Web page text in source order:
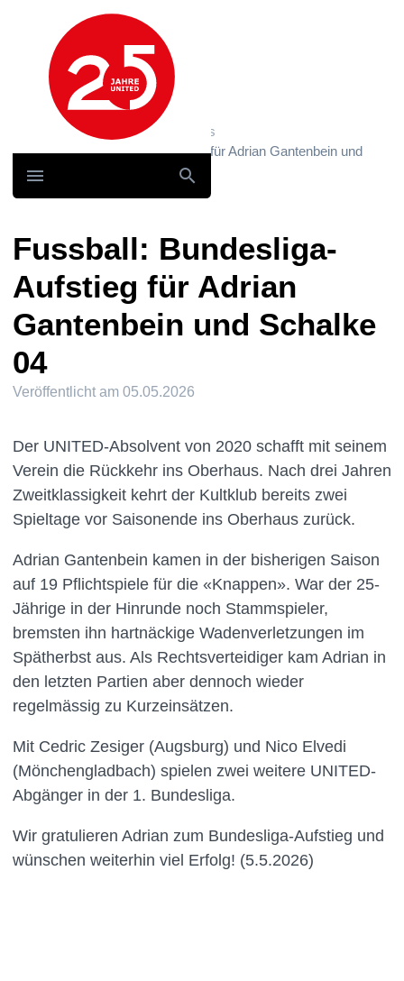
Hauptnavigation
News und Storys / News
Fussball: Bundesliga-Aufstieg für Adrian Gantenbein und
Schalke 04
Fussball: Bundesliga-
Aufstieg für Adrian
Gantenbein und Schalke
04
Veröffentlicht am 05.05.2026
Der UNITED-Absolvent von 2020 schafft mit seinem
Verein die Rückkehr ins Oberhaus. Nach drei Jahren
Zweitklassigkeit kehrt der Kultklub bereits zwei
Spieltage vor Saisonende ins Oberhaus zurück.
Adrian Gantenbein kamen in der bisherigen Saison
auf 19 Pflichtspiele für die «Knappen». War der 25-
Jährige in der Hinrunde noch Stammspieler,
bremsten ihn hartnäckige Wadenverletzungen im
Spätherbst aus. Als Rechtsverteidiger kam Adrian in
den letzten Partien aber dennoch wieder
regelmässig zu Kurzeinsätzen.
Mit Cedric Zesiger (Augsburg) und Nico Elvedi
(Mönchengladbach) spielen zwei weitere UNITED-
Abgänger in der 1. Bundesliga.
Wir gratulieren Adrian zum Bundesliga-Aufstieg und
wünschen weiterhin viel Erfolg! (5.5.2026)